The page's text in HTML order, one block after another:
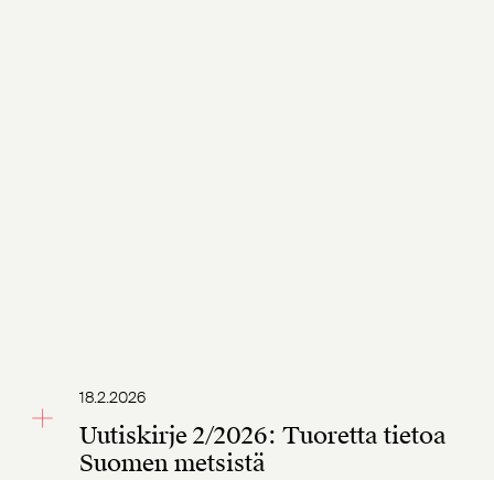
18.2.2026
Uutiskirje 2/2026: Tuoretta tietoa
Suomen metsistä